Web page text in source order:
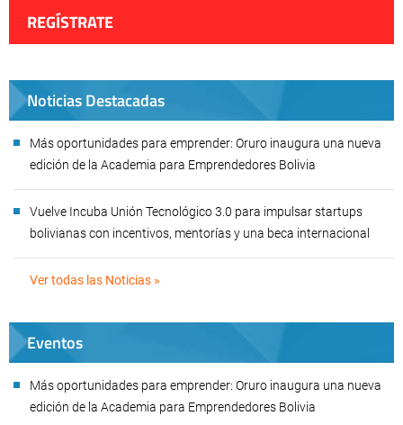
REGÍSTRATE
Noticias Destacadas
Más oportunidades para emprender: Oruro inaugura una nueva
edición de la Academia para Emprendedores Bolivia
Vuelve Incuba Unión Tecnológico 3.0 para impulsar startups
bolivianas con incentivos, mentorías y una beca internacional
Ver todas las Noticias »
Eventos
Más oportunidades para emprender: Oruro inaugura una nueva
edición de la Academia para Emprendedores Bolivia